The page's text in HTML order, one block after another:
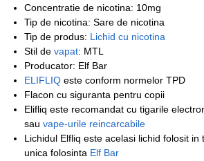
Concentratie de nicotina: 10mg
Tip de nicotina: Sare de nicotina
Tip de produs: Lichid cu nicotina
Stil de vapat: MTL
Producator: Elf Bar
ELIFLIQ este conform normelor TPD
Flacon cu siguranta pentru copii
Elifliq este recomandat cu tigarile
sau vape-urile reincarcabile
Lichidul Elfliq este acelasi lichid folosit in
unica folosinta Elf Bar